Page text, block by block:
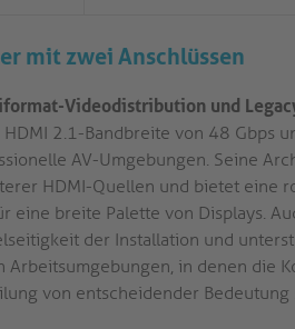
mit zwei Anschlüssen
Videodistribution und
2.1-Bandbreite von 48 Gbps
AV-Umgebungen. Seine
HDMI-Quellen und bietet eine
breite Palette von Displays.
der Installation und
Arbeitsumgebungen, in denen die
von entscheidender Bedeutung